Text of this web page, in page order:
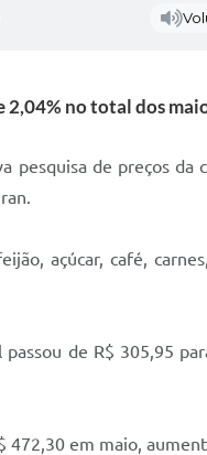
2,04% no total dos
de preços da
açúcar, café,
de R$ 305,95
em maio,